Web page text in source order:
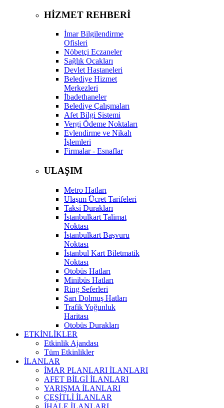
HİZMET REHBERİ
İmar Bilgilendirme
Ofisleri
Nöbetçi Eczaneler
Sağlık Ocakları
Devlet Hastaneleri
Belediye Hizmet
Merkezleri
İbadethaneler
Belediye Çalışmaları
Afet Bilgi Sistemi
Vergi Ödeme Noktaları
Evlendirme ve Nikah
İşlemleri
Firmalar - Esnaflar
ULAŞIM
Metro Hatları
Ulaşım Ücret Tarifeleri
Taksi Durakları
İstanbulkart Talimat
Noktası
İstanbulkart Başvuru
Noktası
İstanbul Kart Biletmatik
Noktası
Otobüs Hatları
Minibüs Hatları
Ring Seferleri
Sarı Dolmuş Hatları
Trafik Yoğunluk
Haritası
Otobüs Durakları
ETKİNLİKLER
Etkinlik Ajandası
Tüm Etkinlikler
İLANLAR
İMAR PLANLARI İLANLARI
AFET BİLGİ İLANLARI
YARIŞMA İLANLARI
ÇEŞİTLİ İLANLAR
İHALE İLANLARI